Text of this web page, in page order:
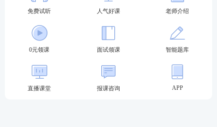
考前密训班
—考前点睛之讲，大题通解、考前
定心丸。
免费试听 人气好课 老师介绍
0元领课 面试领课 智能题库
直播课堂 报课咨询 APP